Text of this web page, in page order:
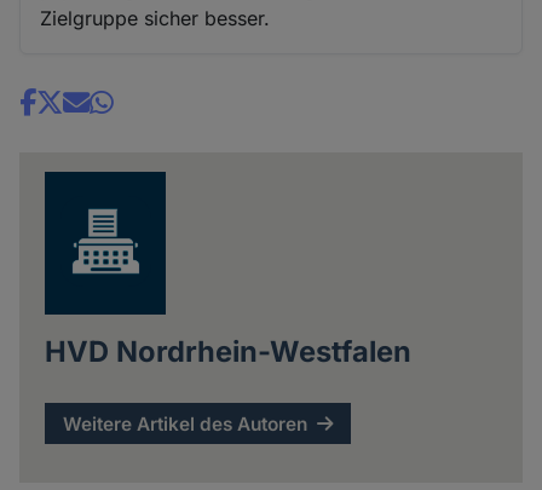
Zielgruppe sicher besser.
Share
HVD Nordrhein-Westfalen
Weitere Artikel des Autoren